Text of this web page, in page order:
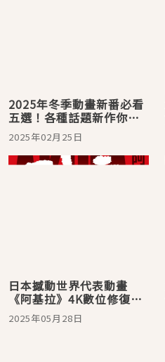
2025年冬季動畫新番必看
五選！各種話題新作你都
看過了嗎？
2025年02月25日
日本撼動世界代表動畫
《阿基拉》4K數位修復版
6月24日全台經典重映！
2025年05月28日